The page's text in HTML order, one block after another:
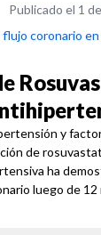
Publicado el 1
flujo coronario
y
de
ha
luego de 12